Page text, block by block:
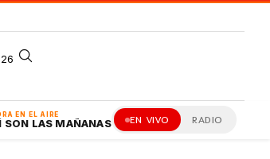
EN EL AIRE
SON LAS MAÑANAS EN VIVO RADIO